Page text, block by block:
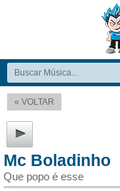
« VOLTAR
Mc Boladinho
Que popo é esse